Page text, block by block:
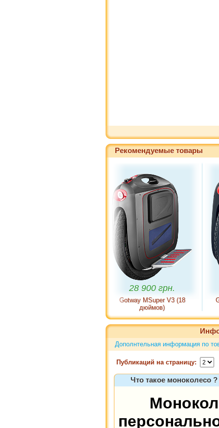
Рекомендуемые товары
28 900 грн.
Gotway MSuper V3 (18
Gotway
Дополнтельная информация по
Публикаций на страницу:
Что такое моноколесо ?